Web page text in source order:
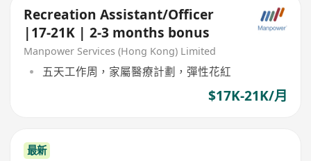
Recreation Assistant/Officer
|17-21K | 2-3 months bonus
Manpower Services (Hong Kong) Limited
五天工作周，家屬醫療計劃，彈性花紅
$17K-21K/月
最新